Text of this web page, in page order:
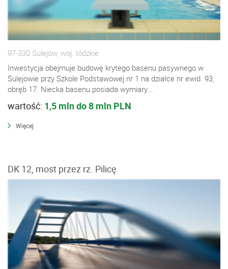
97-330 Sulejów, woj. łódzkie
Inwestycja obejmuje budowę krytego basenu pasywnego w
Sulejowie przy Szkole Podstawowej nr 1 na działce nr ewid. 93,
obręb 17. Niecka basenu posiada wymiary...
wartość: 1,5 mln do 8 mln PLN
Więcej
DK 12, most przez rz. Pilicę